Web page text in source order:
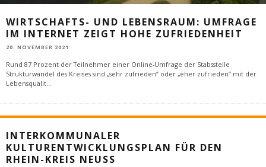
WIRTSCHAFTS- UND LEBENSRAUM: UMFRAGE
IM INTERNET ZEIGT HOHE ZUFRIEDENHEIT
20. NOVEMBER 2021
Rund 87 Prozent der Teilnehmer einer Online-Umfrage der Stabsstelle
Strukturwandel des Kreises sind „sehr zufrieden“ oder „eher zufrieden“ mit der
Lebensqualit...
INTERKOMMUNALER
KULTURENTWICKLUNGSPLAN FÜR DEN
RHEIN-KREIS NEUSS